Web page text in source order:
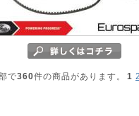
で360件の商品があります。 1